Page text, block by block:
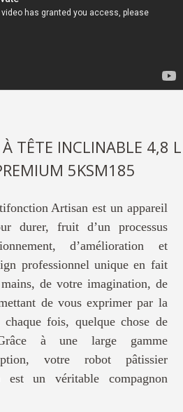
À TÊTE INCLINABLE 4,8 L
5KSM185
Artisan est un appareil
durer, fruit d’un processus
d’amélioration et
professionnel unique en fait
de votre imagination, de
de vous exprimer par la
fois, quelque chose de
à une large gamme
votre robot pâtissier
est un véritable compagnon